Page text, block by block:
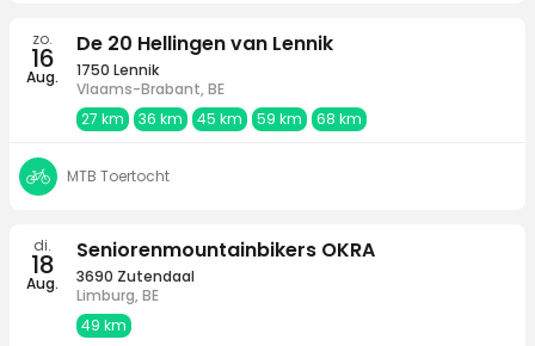
zo.
16
Aug.
De 20 Hellingen van Lennik
1750 Lennik
Vlaams-Brabant, BE
27 km
36 km 45 km 59 km 68 km
MTB Toertocht
di.
18
Aug.
Seniorenmountainbikers OKRA
3690 Zutendaal
Limburg, BE
49 km